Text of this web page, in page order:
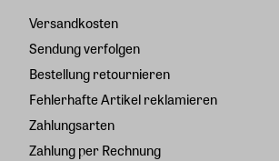
Versandkosten
Sendung verfolgen
Bestellung retournieren
Fehlerhafte Artikel reklamieren
Zahlungsarten
Zahlung per Rechnung